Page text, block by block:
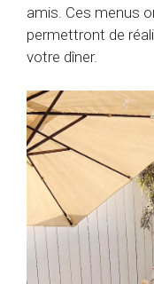
amis. Ces menus
permettront de
votre dîner.